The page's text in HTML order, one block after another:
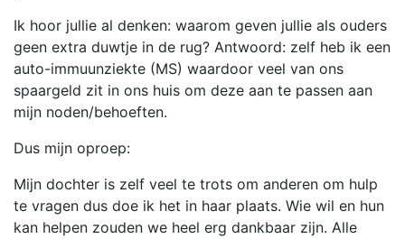
Ik hoor jullie al denken: waarom geven jullie als ouders
geen extra duwtje in de rug? Antwoord: zelf heb ik een
auto-immuunziekte (MS) waardoor veel van ons
spaargeld zit in ons huis om deze aan te passen aan
mijn noden/behoeften.
Dus mijn oproep:
Mijn dochter is zelf veel te trots om anderen om hulp
te vragen dus doe ik het in haar plaats. Wie wil en hun
kan helpen zouden we heel erg dankbaar zijn. Alle